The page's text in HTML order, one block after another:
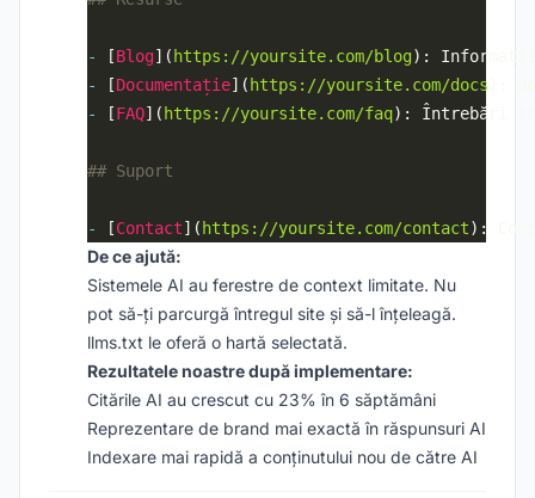
- [Blog]( https://yoursite.com/blog
-
[Documentație]( https://yoursite.com/docs
-
[FAQ]( https://yoursite.com/faq
- [Contact]( https://yoursite.com/contact
De ce ajută:
Sistemele AI au ferestre de context limitate. Nu
pot să-ți parcurgă întregul site și să-l înțeleagă.
llms.txt le oferă o hartă selectată.
Rezultatele noastre după implementare:
Citările AI au crescut cu 23% în 6 săptămâni
Reprezentare de brand mai exactă în răspunsuri AI
Indexare mai rapidă a conținutului nou de către AI